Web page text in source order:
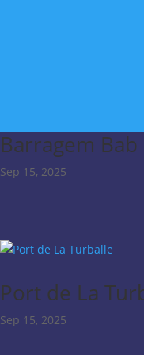
Barragem Bab
Sep 15, 2025
Port de La
Sep 15, 2025